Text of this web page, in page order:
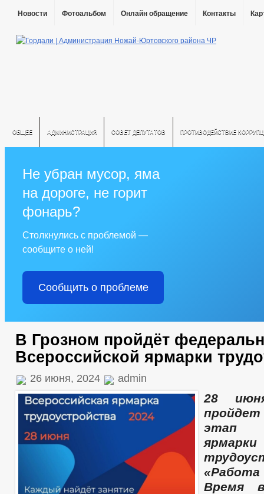
Новости Фотоальбом Онлайн обращение Контакты
ОБЩЕЕ АДМИНИСТРАЦИЯ СОВЕТ ДЕПУТАТОВ ПРОТИВОДЕЙСТВИЕ
Не убран мусор, яма
на дороге, не горит
фонарь?
Столкнулись с проблемой —
сообщите о ней!
Сообщить о проблеме
В Грозном пройдёт
Всероссийской ярмарки
26 июня, 2024 admin
28
этап
ярмарки
Время